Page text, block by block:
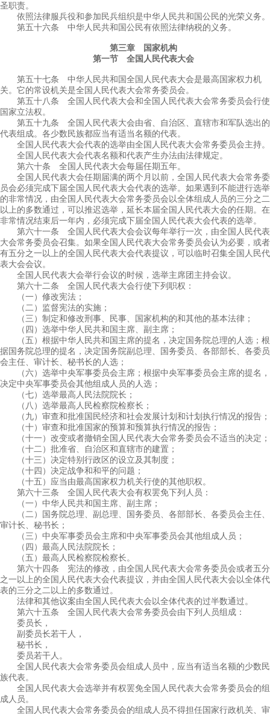
圣职责。
依照法律服兵役和参加民兵组织是中华人民共和国公民的光荣义务。
第五十六条 中华人民共和国公民有依照法律纳税的义务。
第三章 国家机构
第一节 全国人民代表大会
第五十七条 中华人民共和国全国人民代表大会是最高国家权力机
关。它的常设机关是全国人民代表大会常务委员会。
第五十八条 全国人民代表大会和全国人民代表大会常务委员会行使
国家立法权。
第五十九条 全国人民代表大会由省、自治区、直辖市和军队选出的
代表组成。各少数民族都应当有适当名额的代表。
全国人民代表大会代表的选举由全国人民代表大会常务委员会主持。
全国人民代表大会代表名额和代表产生办法由法律规定。
第六十条 全国人民代表大会每届任期五年。
全国人民代表大会任期届满的两个月以前，全国人民代表大会常务委
员会必须完成下届全国人民代表大会代表的选举。如果遇到不能进行选举
的非常情况，由全国人民代表大会常务委员会以全体组成人员的三分之二
以上的多数通过，可以推迟选举，延长本届全国人民代表大会的任期。在
非常情况结束后一年内，必须完成下届全国人民代表大会代表的选举。
第六十一条 全国人民代表大会会议每年举行一次，由全国人民代表
大会常务委员会召集。如果全国人民代表大会常务委员会认为必要，或者
有五分之一以上的全国人民代表大会代表提议，可以临时召集全国人民代
表大会会议。
全国人民代表大会举行会议的时候，选举主席团主持会议。
第六十二条 全国人民代表大会行使下列职权：
（一）修改宪法；
（二）监督宪法的实施；
（三）制定和修改刑事、民事、国家机构的和其他的基本法律；
（四）选举中华人民共和国主席、副主席；
（五）根据中华人民共和国主席的提名，决定国务院总理的人选；根
据国务院总理的提名，决定国务院副总理、国务委员、各部部长、各委员
会主任、审计长、秘书长的人选；
（六）选举中央军事委员会主席；根据中央军事委员会主席的提名，
决定中央军事委员会其他组成人员的人选；
（七）选举最高人民法院院长；
（八）选举最高人民检察院检察长；
（九）审查和批准国民经济和社会发展计划和计划执行情况的报告；
（十）审查和批准国家的预算和预算执行情况的报告；
（十一）改变或者撤销全国人民代表大会常务委员会不适当的决定；
（十二）批准省、自治区和直辖市的建置；
（十三）决定特别行政区的设立及其制度；
（十四）决定战争和和平的问题；
（十五）应当由最高国家权力机关行使的其他职权。
第六十三条 全国人民代表大会有权罢免下列人员：
（一）中华人民共和国主席、副主席；
（二）国务院总理、副总理、国务委员、各部部长、各委员会主任、
审计长、秘书长；
（三）中央军事委员会主席和中央军事委员会其他组成人员；
（四）最高人民法院院长；
（五）最高人民检察院检察长。
第六十四条 宪法的修改，由全国人民代表大会常务委员会或者五分
之一以上的全国人民代表大会代表提议，并由全国人民代表大会以全体代
表的三分之二以上的多数通过。
法律和其他议案由全国人民代表大会以全体代表的过半数通过。
第六十五条 全国人民代表大会常务委员会由下列人员组成：
委员长，
副委员长若干人，
秘书长，
委员若干人。
全国人民代表大会常务委员会组成人员中，应当有适当名额的少数民
族代表。
全国人民代表大会选举并有权罢免全国人民代表大会常务委员会的组
成人员。
全国人民代表大会常务委员会的组成人员不得担任国家行政机关、审